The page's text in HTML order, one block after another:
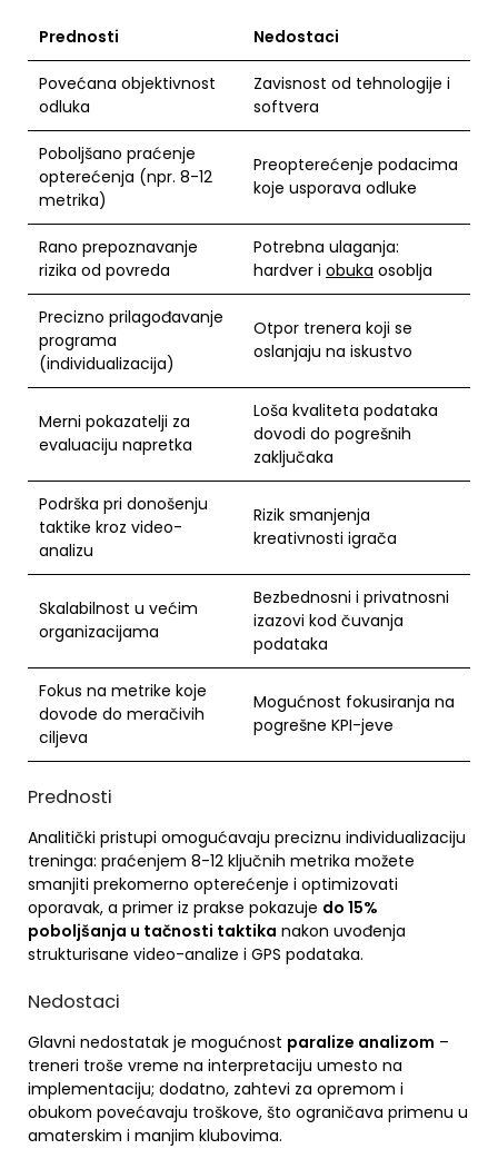
Prednosti Nedostaci
Povećana objektivnost
odluka
Zavisnost od tehnologije i
softvera
Poboljšano praćenje
opterećenja (npr. 8-12
metrika)
Preopterećenje podacima
koje usporava odluke
Rano prepoznavanje
rizika od povreda
Potrebna ulaganja:
hardver i obuka osoblja
Precizno prilagođavanje
programa
(individualizacija)
Otpor trenera koji se
oslanjaju na iskustvo
Merni pokazatelji za
evaluaciju napretka
Loša kvaliteta podataka
dovodi do pogrešnih
zaključaka
Podrška pri donošenju
taktike kroz video-
analizu
Rizik smanjenja
kreativnosti igrača
Skalabilnost u većim
organizacijama
Bezbednosni i privatnosni
izazovi kod čuvanja
podataka
Fokus na metrike koje
dovode do meračivih
ciljeva
Mogućnost fokusiranja na
pogrešne KPI-jeve
Prednosti
Analitički pristupi omogućavaju preciznu individualizaciju
treninga: praćenjem 8-12 ključnih metrika možete
smanjiti prekomerno opterećenje i optimizovati
oporavak, a primer iz prakse pokazuje do 15%
poboljšanja u tačnosti taktika nakon uvođenja
strukturisane video-analize i GPS podataka.
Nedostaci
Glavni nedostatak je mogućnost paralize analizom –
treneri troše vreme na interpretaciju umesto na
implementaciju; dodatno, zahtevi za opremom i
obukom povećavaju troškove, što ograničava primenu u
amaterskim i manjim klubovima.